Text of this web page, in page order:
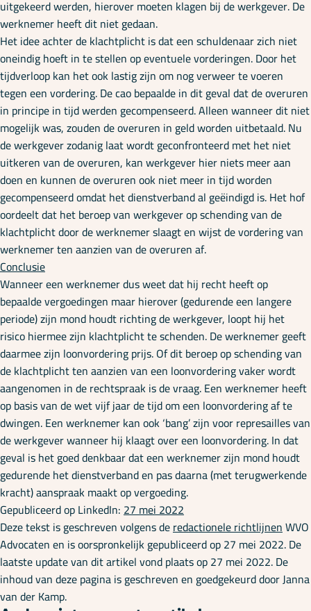
uitgekeerd werden, hierover moeten klagen bij de werkgever. De
werknemer heeft dit niet gedaan.
Het idee achter de klachtplicht is dat een schuldenaar zich niet
oneindig hoeft in te stellen op eventuele vorderingen. Door het
tijdverloop kan het ook lastig zijn om nog verweer te voeren
tegen een vordering. De cao bepaalde in dit geval dat de overuren
in principe in tijd werden gecompenseerd. Alleen wanneer dit niet
mogelijk was, zouden de overuren in geld worden uitbetaald. Nu
de werkgever zodanig laat wordt geconfronteerd met het niet
uitkeren van de overuren, kan werkgever hier niets meer aan
doen en kunnen de overuren ook niet meer in tijd worden
gecompenseerd omdat het dienstverband al geëindigd is. Het hof
oordeelt dat het beroep van werkgever op schending van de
klachtplicht door de werknemer slaagt en wijst de vordering van
werknemer ten aanzien van de overuren af.
Conclusie
Wanneer een werknemer dus weet dat hij recht heeft op
bepaalde vergoedingen maar hierover (gedurende een langere
periode) zijn mond houdt richting de werkgever, loopt hij het
risico hiermee zijn klachtplicht te schenden. De werknemer geeft
daarmee zijn loonvordering prijs. Of dit beroep op schending van
de klachtplicht ten aanzien van een loonvordering vaker wordt
aangenomen in de rechtspraak is de vraag. Een werknemer heeft
op basis van de wet vijf jaar de tijd om een loonvordering af te
dwingen. Een werknemer kan ook ‘bang’ zijn voor represailles van
de werkgever wanneer hij klaagt over een loonvordering. In dat
geval is het goed denkbaar dat een werknemer zijn mond houdt
gedurende het dienstverband en pas daarna (met terugwerkende
kracht) aanspraak maakt op vergoeding.
Gepubliceerd op LinkedIn:27 mei 2022
Deze tekst is geschreven volgens deredactionele richtlijnenWVO
Advocaten en is oorspronkelijk gepubliceerd op 27 mei 2022. De
laatste update van dit artikel vond plaats op 27 mei 2022. De
inhoud van deze pagina is geschreven en goedgekeurd door Janna
van der Kamp.